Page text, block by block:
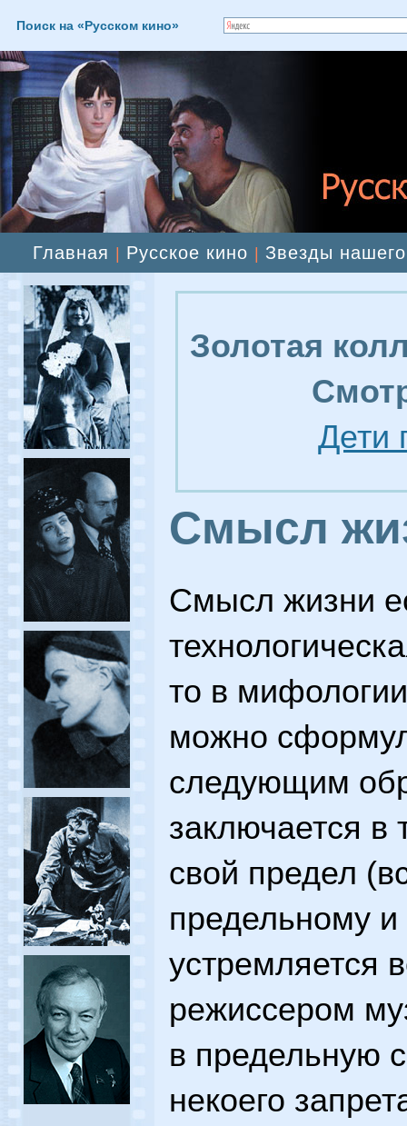
Поиск на «Русском кино»
Главная Русское кино Звезды
Золотая
Дети
Смысл
Смысл жизни
то в
можно
следующим
заключается в
свой предел
предельному
устремляется
режиссером
в предельную
некоего